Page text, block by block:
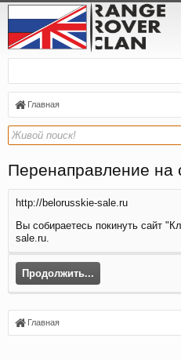
Главная
Перенаправление на
http://belorusskie-sale.ru
Вы собираетесь покинуть сайт
sale.ru.
Продолжить...
Главная